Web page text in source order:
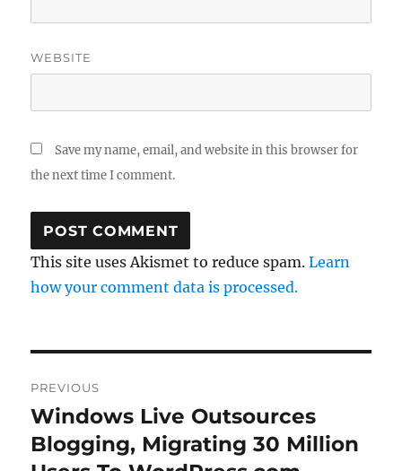
WEBSITE
Save my name, email, and website in this browser for
the next time I comment.
This site uses Akismet to reduce spam.Learn
how your comment data is processed.
navigation
PREVIOUS
Previous
post:
Windows Live Outsources
Blogging, Migrating 30 Million